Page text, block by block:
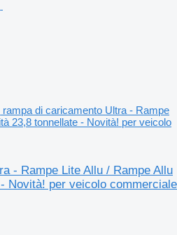
rampa di caricamento Ultra - Rampe
23,8 tonnellate - Novità! per veicolo
- Rampe Lite Allu / Rampe Allu
Novità! per veicolo commerciale